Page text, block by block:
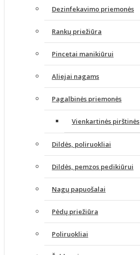
Dezinfekavimo priemonės
Rankų priežiūra
Pincetai manikiūrui
Aliejai nagams
Pagalbinės priemonės
Vienkartinės pirštinės
Dildės, poliruokliai
Dildės, pemzos pedikiūrui
Nagų papuošalai
Pėdų priežiūra
Poliruokliai